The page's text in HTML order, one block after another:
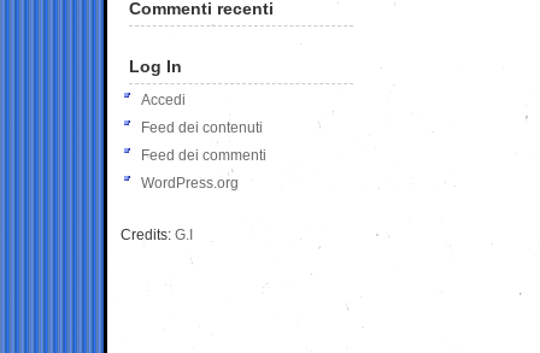
Commenti recenti
Log In
Accedi
Feed dei contenuti
Feed dei commenti
WordPress.org
Credits: G.I